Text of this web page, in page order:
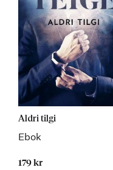
Aldri tilgi
Ebok
179 kr